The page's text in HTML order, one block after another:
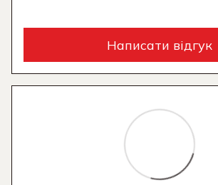
Написати відгук